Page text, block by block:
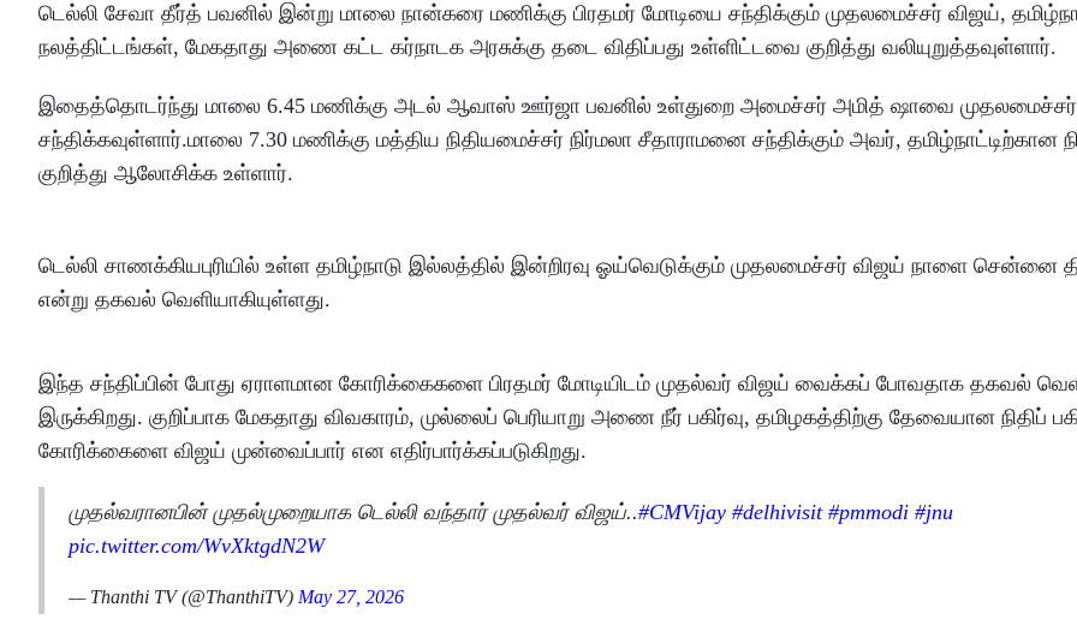
டெல்லி சேவா தீர்த் பவனில் இன்று மாலை நான்கரை மணிக்கு பிரதமர் மோடியை சந்திக்கும் முதலமைச்சர் விஜய்,
நலத்திட்டங்கள், மேகதாது அணை கட்ட கர்நாடக அரசுக்கு தடை விதிப்பது உள்ளிட்டவை குறித்து வலியுறுத்தவுள்ளார்.
இதைத்தொடர்ந்து மாலை 6.45 மணிக்கு அடல் ஆவாஸ் ஊர்ஜா பவனில் உள்துறை அமைச்சர் அமித் ஷாவை
சந்திக்கவுள்ளார்.மாலை 7.30 மணிக்கு மத்திய நிதியமைச்சர் நிர்மலா சீதாராமனை சந்திக்கும் அவர், தமிழ்நாட்டிற்கான
குறித்து ஆலோசிக்க உள்ளார்.
டெல்லி சாணக்கியபுரியில் உள்ள தமிழ்நாடு இல்லத்தில் இன்றிரவு ஓய்வெடுக்கும் முதலமைச்சர் விஜய் நாளை சென்னை
என்று தகவல் வெளியாகியுள்ளது.
இந்த சந்திப்பின் போது ஏராளமான கோரிக்கைகளை பிரதமர் மோடியிடம் முதல்வர் விஜய் வைக்கப் போவதாக தகவல்
இருக்கிறது. குறிப்பாக மேகதாது விவகாரம், முல்லைப் பெரியாறு அணை நீர் பகிர்வு, தமிழகத்திற்கு தேவையான நிதிப்
கோரிக்கைளை விஜய் முன்வைப்பார் என எதிர்பார்க்கப்படுகிறது.
முதல்வரானபின் முதல்முறையாக டெல்லி வந்தார் முதல்வர் விஜய்..#CMVijay‌ #delhivisit #pmmodi #jnu
pic.twitter.com/WvXktgdN2W
— Thanthi TV (@ThanthiTV) May 27, 2026